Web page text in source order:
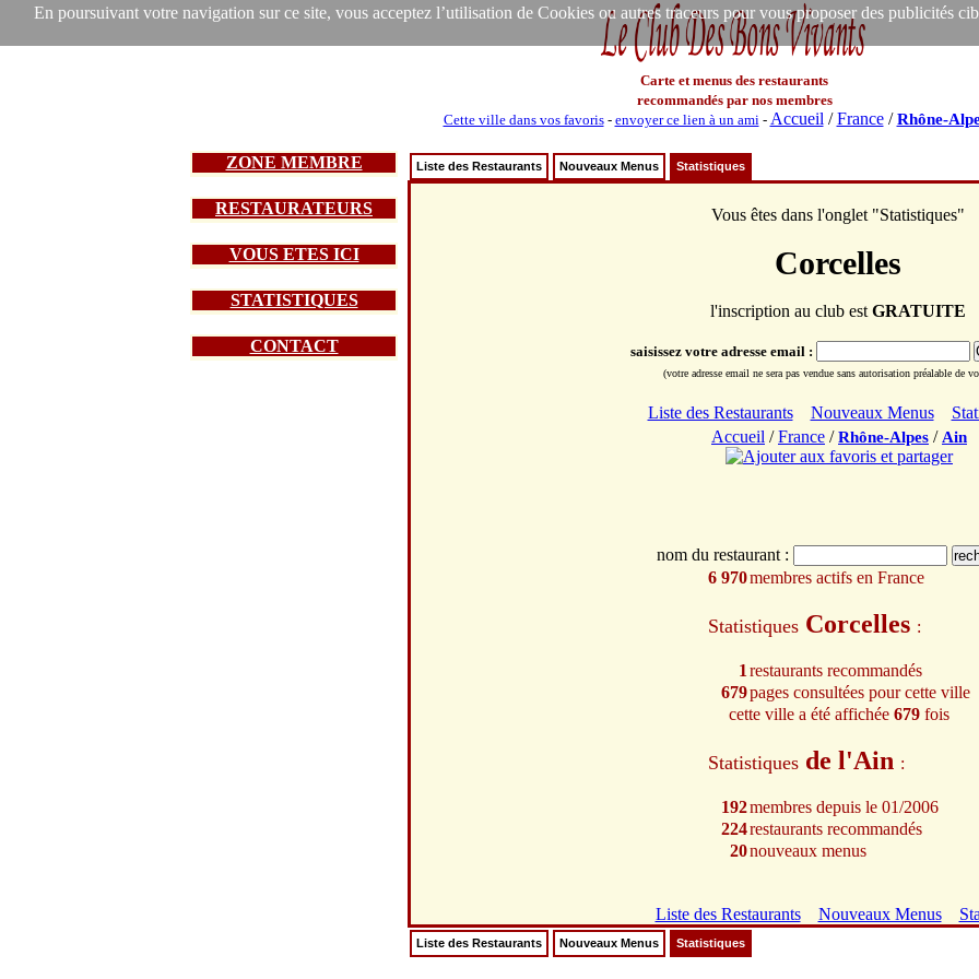
En poursuivant votre navigation sur ce site, vous acceptez l’utilisation de Cookies ou autres traceurs pour vous proposer des publicités
Carte et menus des restaurants
recommandés par nos membres
Cette ville dans vos favoris- envoyer ce lien à un ami- Accueil /France/Rhône-
ZONE MEMBRE
RESTAURATEURS
VOUS ETES ICI
STATISTIQUES
CONTACT
Liste des Restaurants Nouveaux Menus Statistiques
Vous êtes dans l'onglet "Statistiques"
Corcelles
l'inscription au club est GRATUITE
saisissez votre adresse email :
(votre adresse email ne sera pas vendue sans autorisation préalable de
Liste des Restaurants Nouveaux Menus
Accueil /France /Rhône-Alpes / Ain
nom du restaurant :
6 970membres actifs en France
Statistiques Corcelles :
1 restaurants recommandés
679pages consultées pour cette ville
cette ville a été affichée 679 fois
Statistiques de l'Ain :
192membres depuis le 01/2006
224restaurants recommandés
20nouveaux menus
Liste des Restaurants Nouveaux Menus
Liste des Restaurants Nouveaux Menus Statistiques